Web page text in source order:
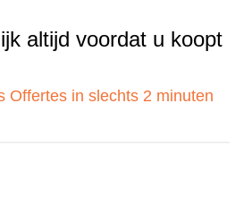
altijd voordat u koopt
Offertes in slechts 2 minuten